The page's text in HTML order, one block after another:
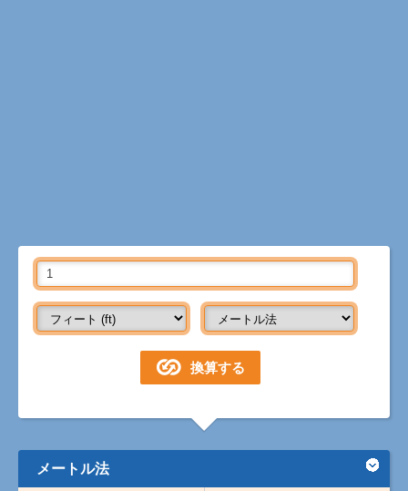
メートル法